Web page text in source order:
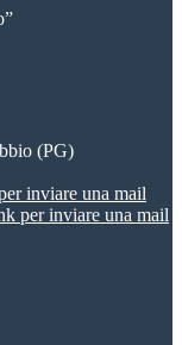
(PG)
inviare una mail
per inviare una mail